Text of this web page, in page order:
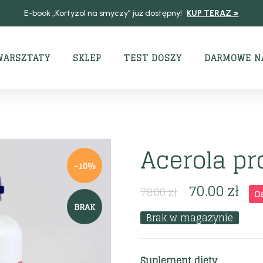
E-book „Kortyzol na smyczy” już dostępny! KUP TERAZ >
SKLEP TEST DOSZY DARMOWE
-10%
BRAK
Acerola
78.00zł 70.00zł
Brak w magazynie